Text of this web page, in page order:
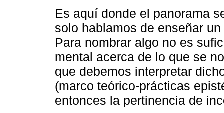
Es aquí donde el panorama
solo hablamos de enseñar
Para nombrar algo no es
mental acerca de lo que se
que debemos interpretar
(marco teórico-prácticas
entonces la pertinencia de